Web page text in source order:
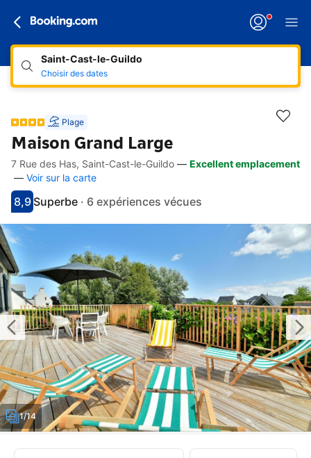
Saint-Cast-le-Guildo
Choisir des dates
Plage
Maison Grand Large
Accès rapides
Aller à la description
Aller aux équipements
Aller aux hébergements
Aller aux conditions
7 Rue des Has, Saint-Cast-le-Guildo — Excellent emplacement
— Voir sur la carte
Avec une note de 8.9
8,9
superbeSuperbe · 6 expériences vécues
1/14